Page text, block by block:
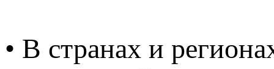
• В странах и